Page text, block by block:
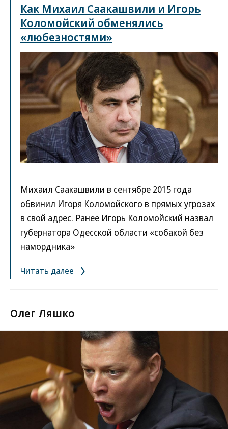
Как Михаил Саакашвили и Игорь
Коломойский обменялись
«любезностями»
Михаил Саакашвили в сентябре 2015 года
обвинил Игоря Коломойского в прямых угрозах
в свой адрес. Ранее Игорь Коломойский назвал
губернатора Одесской области «собакой без
намордника»
Читать далее
Олег Ляшко